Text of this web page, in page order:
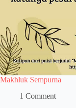
Makhluk Sempurna
1 Comment